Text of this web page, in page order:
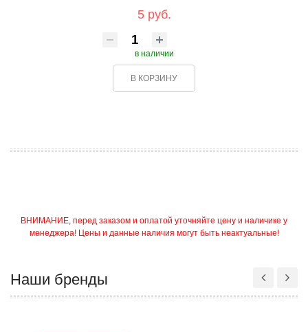
5 руб.
в наличии
В КОРЗИНУ
ВНИМАНИЕ, перед заказом и оплатой уточняйте цену и наличике у
менеджера! Цены и данные наличия могут быть неактуальные!
Наши бренды